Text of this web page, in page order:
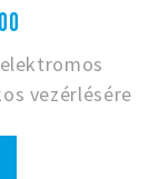
vezérlésére